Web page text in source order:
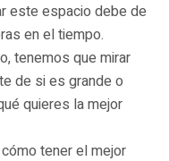
este espacio debe de
en el tiempo.
tenemos que mirar
de si es grande o
quieres la mejor
tener el mejor